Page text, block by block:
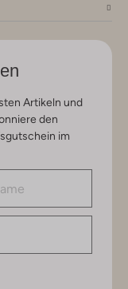
Artikeln und
den
im